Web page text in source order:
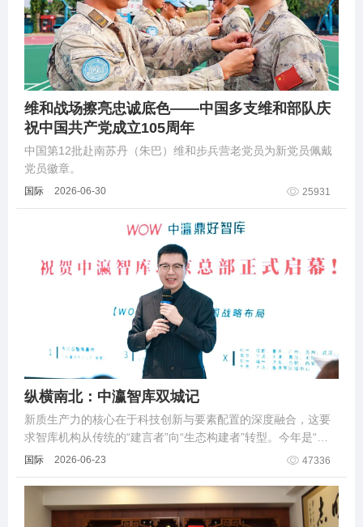
维和战场擦亮忠诚底色——中国多支维和部队庆
祝中国共产党成立105周年
中国第12批赴南苏丹（朱巴）维和步兵营老党员为新党员佩戴
党员徽章。
国际 2026-06-30 25931
纵横南北：中瀛智库双城记
新质生产力的核心在于科技创新与要素配置的深度融合，这要
求智库机构从传统的“建言者”向“生态构建者”转型。今年是“十
五五”规划开局之年，也是中国经济向新质生产力加速转型的关
国际 2026-06-23 47336